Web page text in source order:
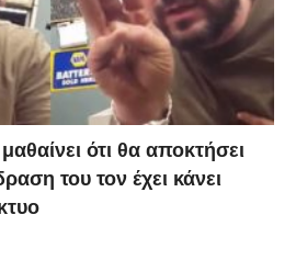
ότι θα αποκτήσει
του τον έχει κάνει